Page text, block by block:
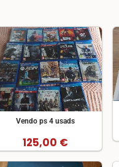
Vendo ps 4 usads
125,00 €